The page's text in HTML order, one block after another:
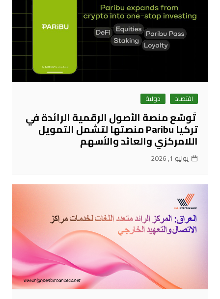
اقتصاد دولية
تُوسّع منصة الأصول الرقمية الرائدة في
تركيا Paribu منصتها لتشمل التمويل
اللامركزي والعائد والأسهم
يوليو 1, 2026